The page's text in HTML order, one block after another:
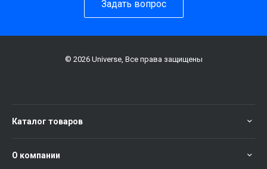
Задать вопрос
© 2026 Universe, Все права защищены
Каталог товаров
О компании